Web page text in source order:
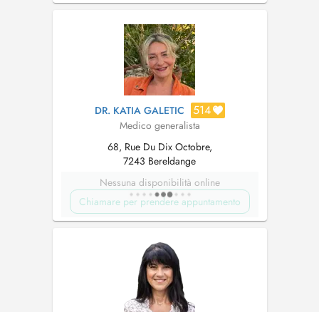
DR. KATIA GALETIC 514
Medico generalista
68, Rue Du Dix Octobre,
7243 Bereldange
Nessuna disponibilità online
Chiamare per prendere appuntamento